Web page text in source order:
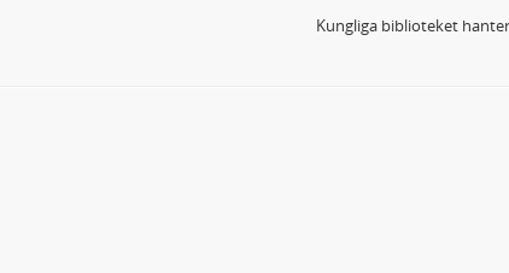
Kungliga biblioteket